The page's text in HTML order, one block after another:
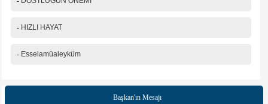
- HIZLI HAYAT
- Esselamüaleyküm
Başkan'ın Mesajı